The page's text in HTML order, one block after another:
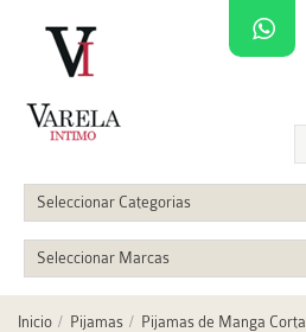
Seleccionar Categorias
Seleccionar Marcas
Inicio Pijamas
Pijamas de Manga Corta